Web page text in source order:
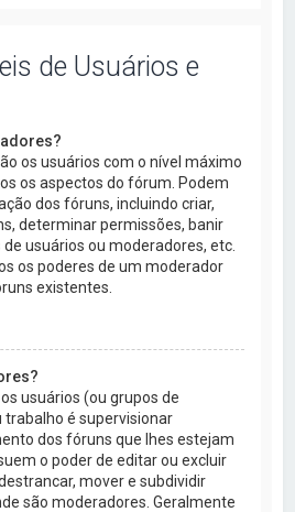
de Usuários e
os usuários com o nível máximo
os aspectos do fórum. Podem
dos fóruns, incluindo criar,
determinar permissões, banir
usuários ou moderadores, etc.
os poderes de um moderador
existentes.
usuários (ou grupos de
trabalho é supervisionar
dos fóruns que lhes estejam
o poder de editar ou excluir
mover e subdividir
são moderadores. Geralmente